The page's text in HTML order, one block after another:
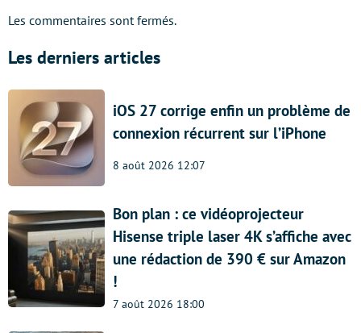
Les commentaires sont fermés.
Les derniers articles
iOS 27 corrige enfin un problème de
connexion récurrent sur l’iPhone
8 août 2026 12:07
Bon plan : ce vidéoprojecteur
Hisense triple laser 4K s’affiche avec
une rédaction de 390 € sur Amazon
!
7 août 2026 18:00